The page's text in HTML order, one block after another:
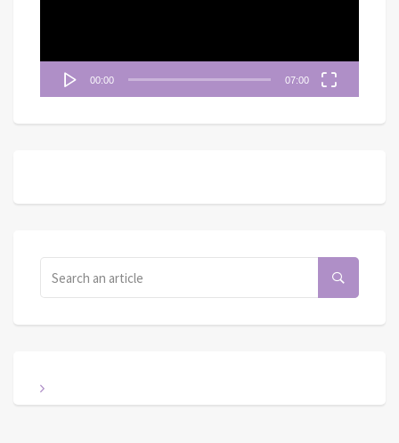
00:00 07:00